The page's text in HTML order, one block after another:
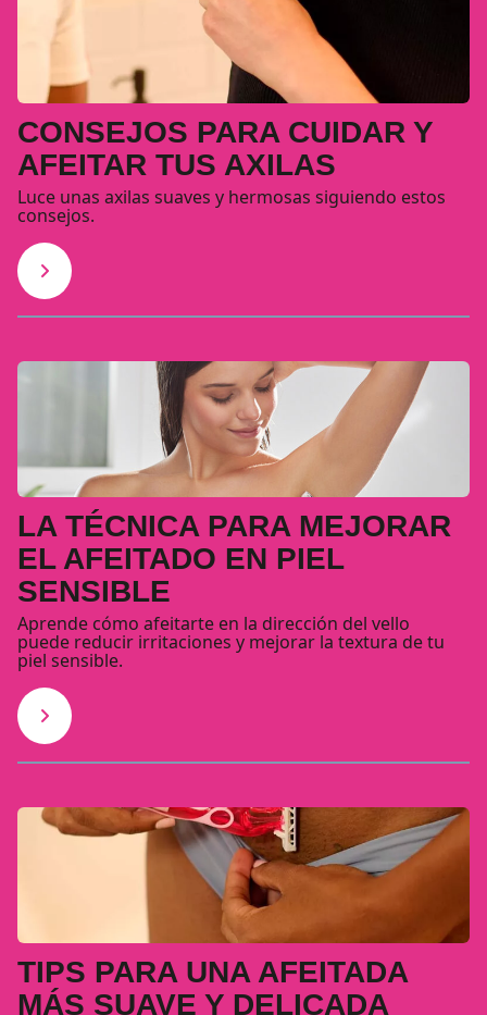
CONSEJOS PARA CUIDAR Y
AFEITAR TUS AXILAS
Luce unas axilas suaves y hermosas siguiendo estos
consejos.
LA TÉCNICA PARA MEJORAR
EL AFEITADO EN PIEL
SENSIBLE
Aprende cómo afeitarte en la dirección del vello
puede reducir irritaciones y mejorar la textura de tu
piel sensible.
TIPS PARA UNA AFEITADA
MÁS SUAVE Y DELICADA